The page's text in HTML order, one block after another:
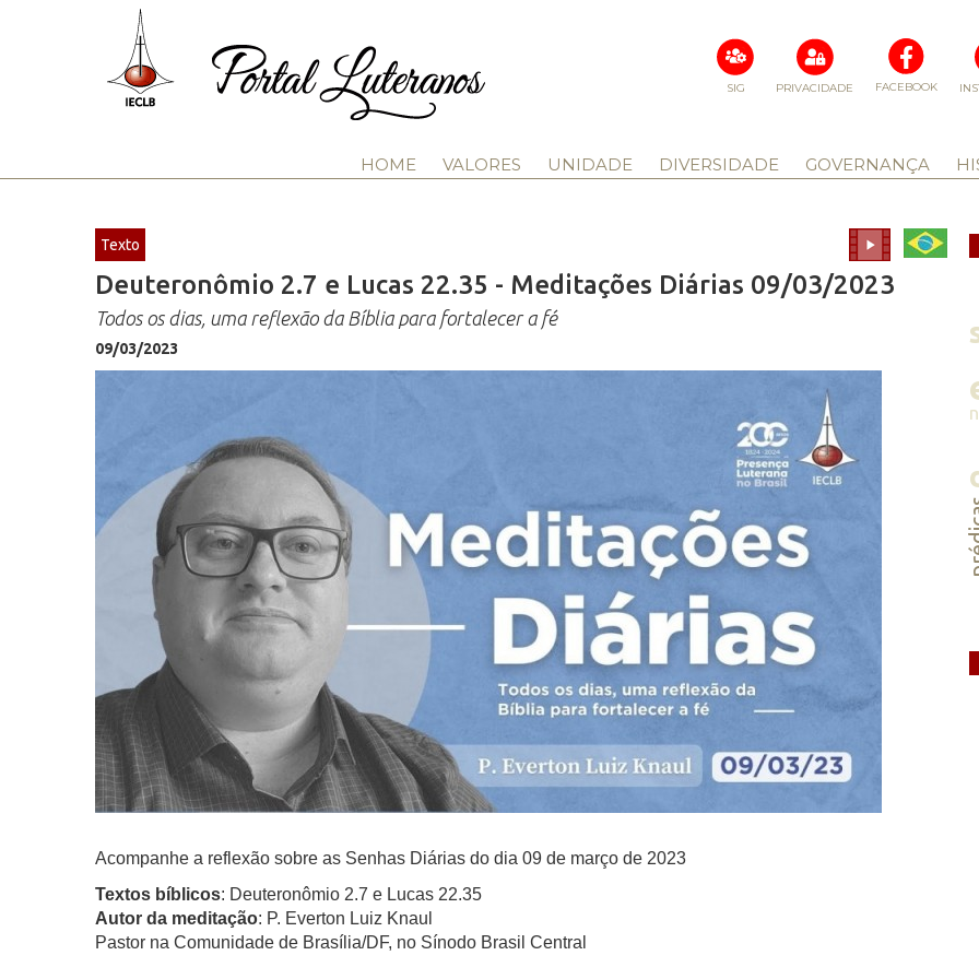
FACEBOOK
PRIVACIDADE
SIG
HOME VALORES UNIDADE DIVERSIDADE GOVERNANÇA
Texto
Deuteronômio 2.7 e Lucas 22.35 - Meditações Diárias 09/03/2023
Todos os dias, uma reflexão da Bíblia para fortalecer a fé
09/03/2023
Acompanhe a reflexão sobre as Senhas Diárias do dia 09 de março de 2023
Textos bíblicos: Deuteronômio 2.7 e Lucas 22.35
Autor da meditação: P. Everton Luiz Knaul
Pastor na Comunidade de Brasília/DF, no Sínodo Brasil Central